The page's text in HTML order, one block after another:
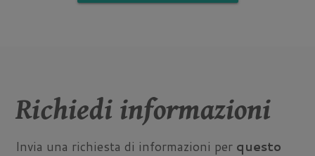
Richiedi informazioni
Invia una richiesta di informazioni per questo